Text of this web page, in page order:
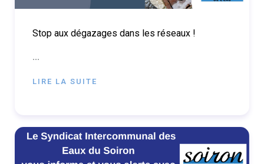
Stop aux dégazages dans les réseaux !
...
LIRE LA SUITE